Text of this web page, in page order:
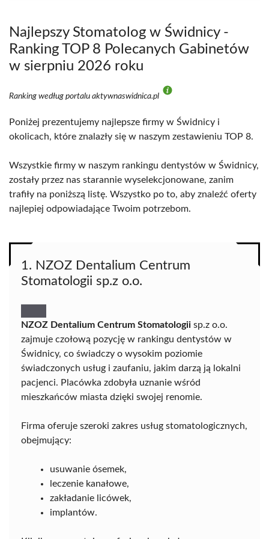
Najlepszy Stomatolog w Świdnicy -
Ranking TOP 8 Polecanych Gabinetów
w sierpniu 2026 roku
Ranking według portalu aktywnaswidnica.pl
Poniżej prezentujemy najlepsze firmy w Świdnicy i
okolicach, które znalazły się w naszym zestawieniu TOP 8.
Wszystkie firmy w naszym rankingu dentystów w Świdnicy,
zostały przez nas starannie wyselekcjonowane, zanim
trafiły na poniższą listę. Wszystko po to, aby znaleźć oferty
najlepiej odpowiadające Twoim potrzebom.
1. NZOZ Dentalium Centrum
Stomatologii sp.z o.o.
NZOZ Dentalium Centrum Stomatologii sp.z o.o.
zajmuje czołową pozycję w rankingu dentystów w
Świdnicy, co świadczy o wysokim poziomie
świadczonych usług i zaufaniu, jakim darzą ją lokalni
pacjenci. Placówka zdobyła uznanie wśród
mieszkańców miasta dzięki swojej renomie.
Firma oferuje szeroki zakres usług stomatologicznych,
obejmujący:
usuwanie ósemek,
leczenie kanałowe,
zakładanie licówek,
implantów.